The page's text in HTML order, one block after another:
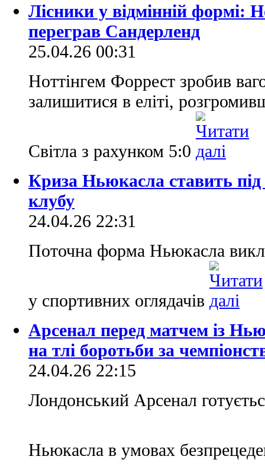
Лісники у відмінній формі:
переграв Сандерленд
25.04.26 00:31
Ноттінгем Форрест зробив
залишитися в еліті,
Світла з рахунком 5:0
Криза Ньюкасла ставить під
клубу
24.04.26 22:31
Поточна форма Ньюкасла
у спортивних оглядачів
Арсенал перед матчем із
на тлі боротьби за
24.04.26 22:15
Лондонський Арсенал
Ньюкасла в умовах